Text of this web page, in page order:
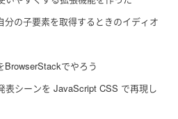
分の子要素を取得するときのイディオ
BrowserStackでやろう
表シーンを JavaScript CSS で再現し